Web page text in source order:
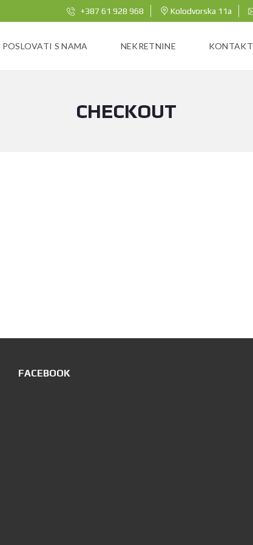
+387 61 928 968 Kolodvorska 11a
POSLOVATI S NAMA NEKRETNINE KONTAKT
CHECKOUT
FACEBOOK